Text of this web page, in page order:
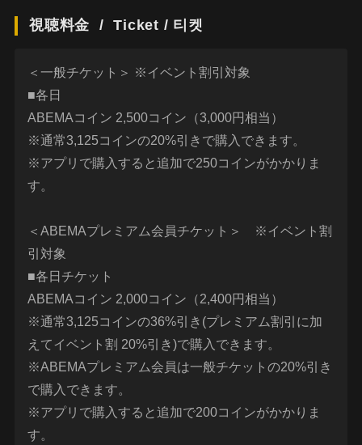
視聴料金 / Ticket / 티켓
＜一般チケット＞ ※イベント割引対象
■各日
ABEMAコイン 2,500コイン（3,000円相当）
※通常3,125コインの20%引きで購入できます。
※アプリで購入すると追加で250コインがかかりま
す。
＜ABEMAプレミアム会員チケット＞ ※イベント割
引対象
■各日チケット
ABEMAコイン 2,000コイン（2,400円相当）
※通常3,125コインの36%引き(プレミアム割引に加
えてイベント割 20%引き)で購入できます。
※ABEMAプレミアム会員は一般チケットの20%引き
で購入できます。
※アプリで購入すると追加で200コインがかかりま
す。